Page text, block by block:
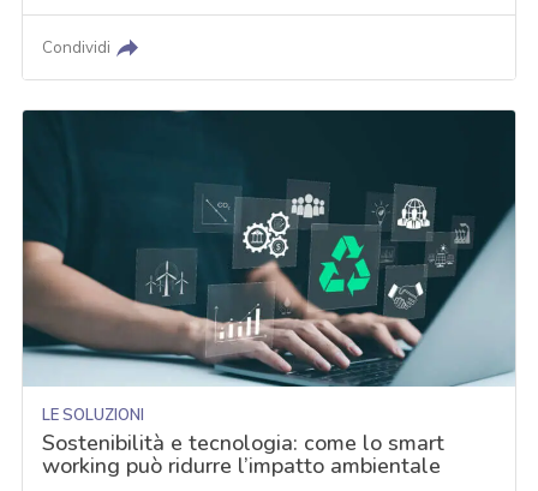
Condividi
LE SOLUZIONI
Sostenibilità e tecnologia: come lo smart
working può ridurre l’impatto ambientale